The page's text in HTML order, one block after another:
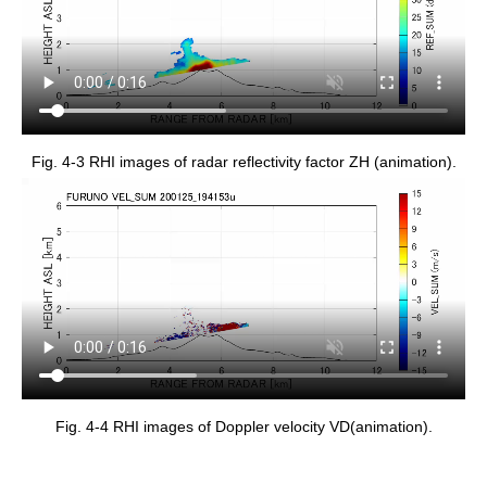
Fig. 4-3 RHI images of radar reflectivity factor ZH (animation).
Fig. 4-4 RHI images of Doppler velocity VD(animation).